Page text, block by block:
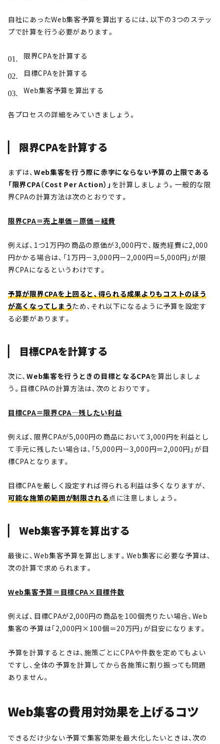
自社にあったWeb集客予算を算出するには、以下の3つのステッ
プで計算を行う必要があります。
限界CPAを計算する
目標CPAを計算する
Web集客予算を算出する
各プロセスの詳細をみていきましょう。
限界CPAを計算する
まずは、 Web集客を行う際に赤字にならない予算の上限である
「限界CPA（Cost Per Action）」 を計算しましょう。一般的な限
界CPAの計算方法は次のとおりです。
限界CPA＝売上単価－原価－経費
例えば、1つ1万円の商品の原価が3,000円で、販売経費に2,000
円かかる場合は、「1万円－3,000円－2,000円＝5,000円」が限
界CPAになるというわけです。
予算が限界CPAを上回ると、得られる成果よりもコストのほう
が高くなってしまうため、それ以下になるように予算を設定す
る必要があります。
目標CPAを計算する
次に、Web集客を行うときの目標となるCPAを算出しましょ
う。目標CPAの計算方法は、次のとおりです。
目標CPA＝限界CPA―残したい利益
例えば、限界CPAが5,000円の商品において3,000円を利益とし
て手元に残したい場合は、「5,000円－3,000円＝2,000円」が目
標CPAとなります。
目標CPAを厳しく設定すれば得られる利益は多くなりますが、
可能な施策の範囲が制限される点に注意しましょう。
Web集客予算を算出する
最後に、Web集客予算を算出します。Web集客に必要な予算は、
次の計算で求められます。
Web集客予算＝目標CPA×目標件数
例えば、目標CPAが2,000円の商品を100個売りたい場合、Web
集客の予算は「2,000円×100個＝20万円」が目安になります。
予算を計算するときは、施策ごとにCPAや件数を定めてもよい
ですし、全体の予算を計算してから各施策に割り振っても問題
ありません。
Web集客の費用対効果を上げるコツ
できるだけ少ない予算で集客効果を最大化したいときは、次の